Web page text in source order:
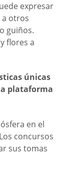
expresar
a otros
guiños.
flores a
únicas
plataforma
en el
concursos
sus tomas